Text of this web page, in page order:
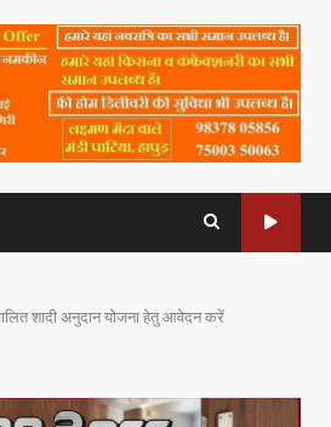
शादी अनुदान योजना हेतु आवेदन करें